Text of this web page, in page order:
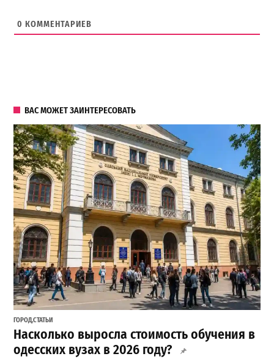
0 КОММЕНТАРИЕВ
ВАС МОЖЕТ ЗАИНТЕРЕСОВАТЬ
ГОРОД,СТАТЬИ
Насколько выросла стоимость обучения в
одесских вузах в 2026 году?